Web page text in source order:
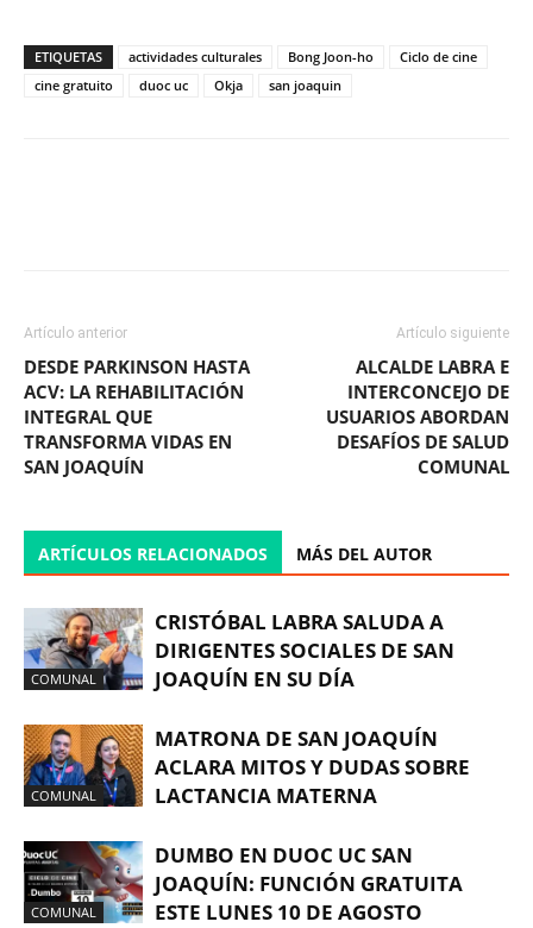
ETIQUETAS actividades culturales Bong Joon-ho
Ciclo de cine
cine gratuito
duoc uc Okja san joaquin
Artículo anterior
DESDE PARKINSON HASTA
ACV: LA REHABILITACIÓN
INTEGRAL QUE
TRANSFORMA VIDAS EN
SAN JOAQUÍN
Artículo siguiente
ALCALDE LABRA E
INTERCONCEJO DE
USUARIOS ABORDAN
DESAFÍOS DE SALUD
COMUNAL
ARTÍCULOS RELACIONADOS MÁS DEL AUTOR
COMUNAL
CRISTÓBAL LABRA SALUDA A
DIRIGENTES SOCIALES DE SAN
JOAQUÍN EN SU DÍA
COMUNAL
MATRONA DE SAN JOAQUÍN
ACLARA MITOS Y DUDAS SOBRE
LACTANCIA MATERNA
COMUNAL
DUMBO EN DUOC UC SAN
JOAQUÍN: FUNCIÓN GRATUITA
ESTE LUNES 10 DE AGOSTO